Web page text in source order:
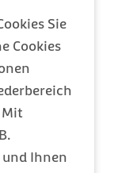
Sie
Cookies
Mit
Ihnen
Blutbilds
eine
einem
mit
an: